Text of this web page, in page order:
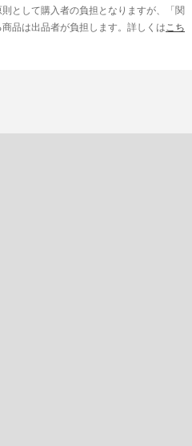
として購入者の負担となりますが、「関
品は出品者が負担します。詳しくは こち